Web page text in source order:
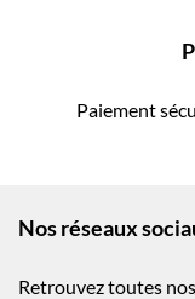
Paiement
Nos réseaux
Retrouvez toutes